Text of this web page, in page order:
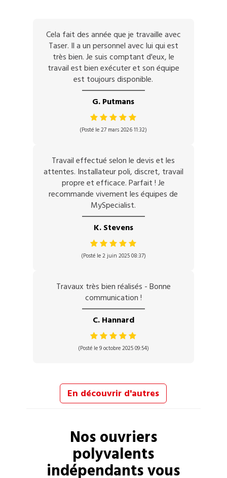
Cela fait des année que je travaille avec
Taser. Il a un personnel avec lui qui est
très bien. Je suis comptant d'eux, le
travail est bien exécuter et son équipe
est toujours disponible.
G. Putmans
(Posté le 27 mars 2026 11:32)
Travail effectué selon le devis et les
attentes. Installateur poli, discret, travail
propre et efficace. Parfait ! Je
recommande vivement les équipes de
MySpecialist.
K. Stevens
(Posté le 2 juin 2025 08:37)
Travaux très bien réalisés - Bonne
communication !
C. Hannard
(Posté le 9 octobre 2025 09:54)
En découvrir d'autres
Nos ouvriers
polyvalents
indépendants vous